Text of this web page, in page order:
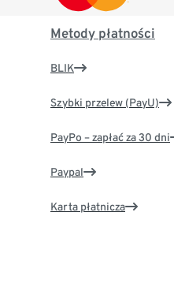
Metody płatności
BLIK
Szybki przelew (PayU)
PayPo – zapłać za 30 dni
Paypal
Karta płatnicza